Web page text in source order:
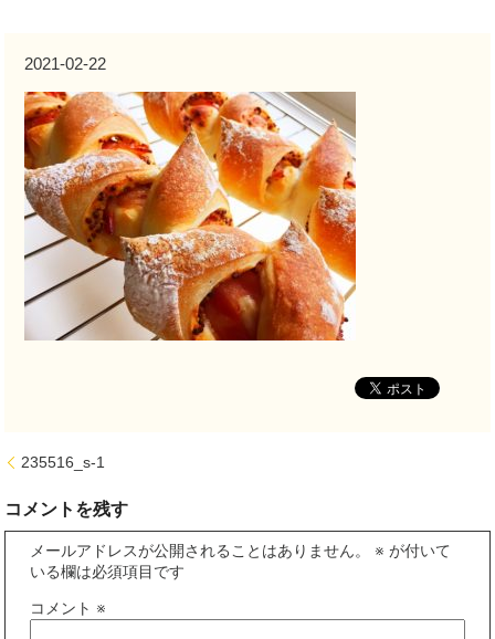
2021-02-22
235516_s-1
コメントを残す
メールアドレスが公開されることはありません。 ※ が付いて
いる欄は必須項目です
コメント ※